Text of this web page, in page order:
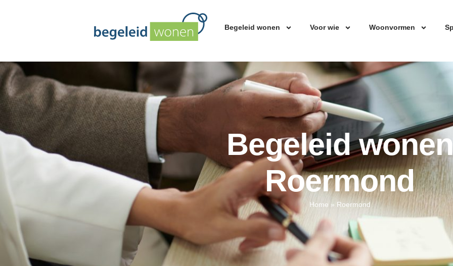
Begeleid wonen Voor wie Woonvormen
Begeleid wonen
Roermond
Home » Roermond